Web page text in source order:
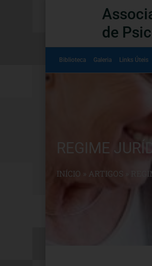
de
Biblioteca Galeria Links Úteis
REGIME
INÍCIO » ARTIGOS